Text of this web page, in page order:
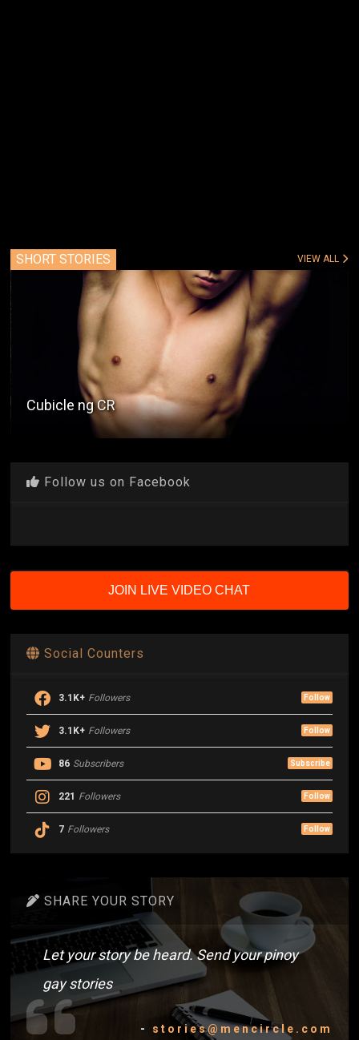
SHORT STORIES VIEW ALL
Cinehan sa Market Place
Follow us on Facebook
JOIN LIVE VIDEO CHAT
Social Counters
3.1K+ Followers Follow
3.1K+ Followers Follow
86 Subscribers Subscribe
221 Followers Follow
7 Followers Follow
SHARE YOUR STORY
Let your story be heard. Send your pinoy
gay stories
- stories@mencircle.com